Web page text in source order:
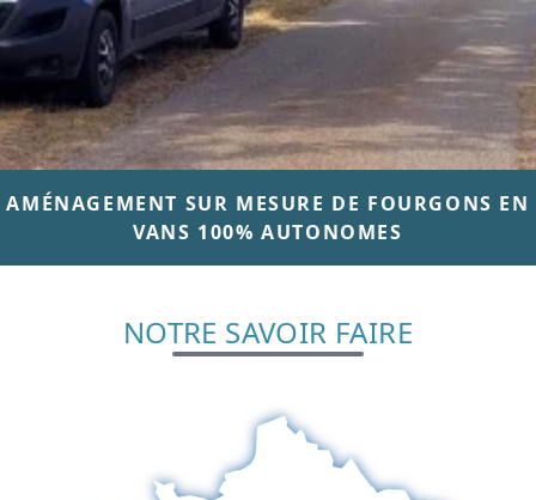
AMÉNAGEMENT SUR MESURE DE FOURGONS EN
VANS 100% AUTONOMES
NOTRE SAVOIR FAIRE